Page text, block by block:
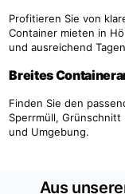
Profitieren Sie von
Container mieten in
und ausreichend
Breites
Finden Sie den
Sperrmüll,
und Umgebung.
Aus